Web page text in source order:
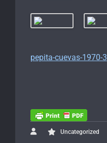
pepita-cuevas-1970-3
Uncategorized